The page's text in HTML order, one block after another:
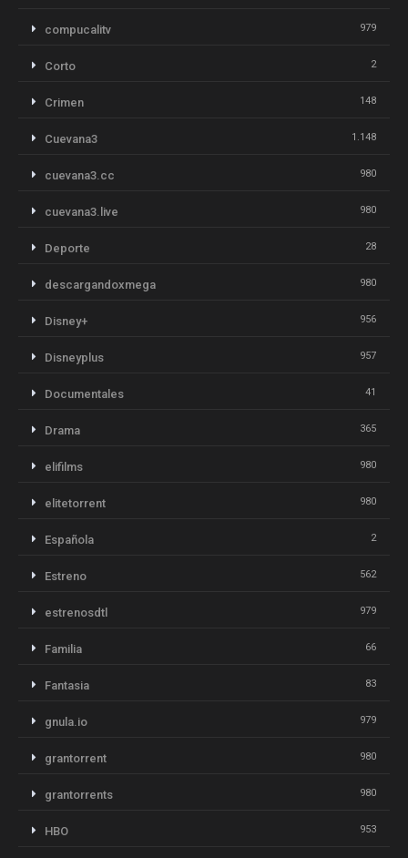
compucalitv 979
Corto 2
Crimen 148
Cuevana3 1.148
cuevana3.cc 980
cuevana3.live 980
Deporte 28
descargandoxmega 980
Disney+ 956
Disneyplus 957
Documentales 41
Drama 365
elifilms 980
elitetorrent 980
Española 2
Estreno 562
estrenosdtl 979
Familia 66
Fantasia 83
gnula.io 979
grantorrent 980
grantorrents 980
HBO 953